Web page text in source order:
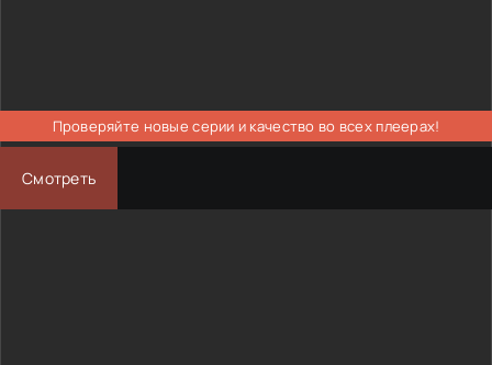
Проверяйте новые серии и качество во всех плеерах!
Смотреть